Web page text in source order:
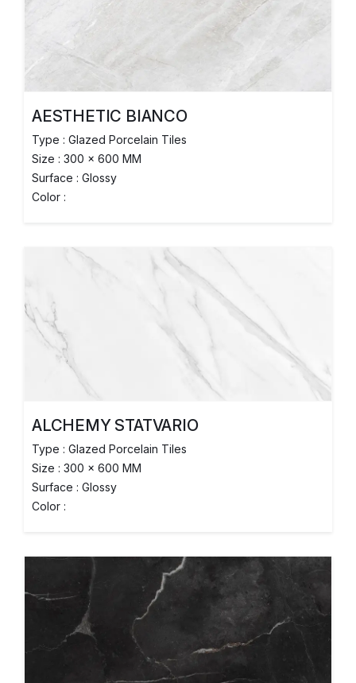
AESTHETIC BIANCO
Type : Glazed Porcelain Tiles
Size : 300 x 600 MM
Surface : Glossy
Color :
ALCHEMY STATVARIO
Type : Glazed Porcelain Tiles
Size : 300 x 600 MM
Surface : Glossy
Color :